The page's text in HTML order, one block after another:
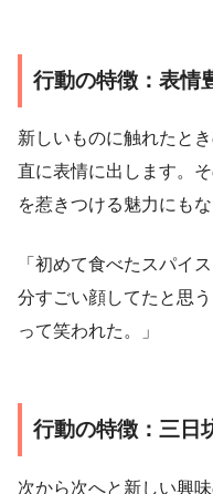
行動の特徴：表情
新しいものに触れたと
直に表情に出します。
を惹きつける魅力にもな
「初めて食べたスパイ
分すごい顔してたと思
って笑われた。」
行動の特徴：三日
次から次へと新しい興